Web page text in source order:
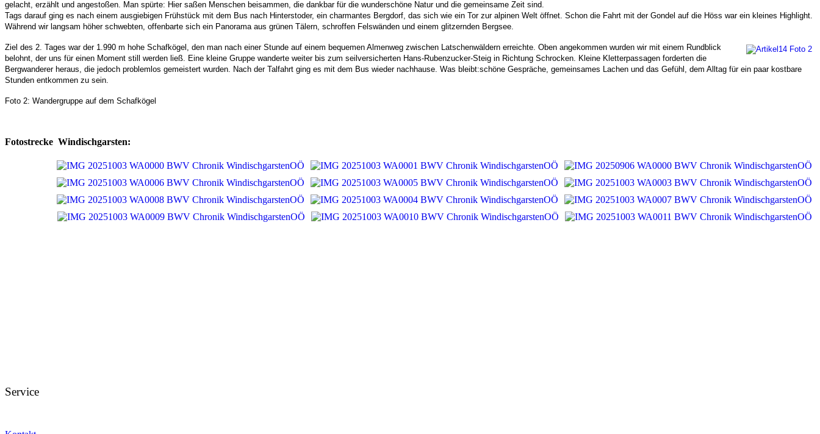
gelacht, erzählt und angestoßen. Man spürte: Hier saßen Menschen beisammen, die dankbar für die wunderschöne Natur und die gemeinsame Zeit sind.
Tags darauf ging es nach einem ausgiebigen Frühstück mit dem Bus nach Hinterstoder, ein charmantes Bergdorf, das sich wie ein Tor zur alpinen Welt öffnet. Schon die Fahrt mit der Gondel auf die Höss war ein kleines Highlight.
Während wir langsam höher schwebten, offenbarte sich ein Panorama aus grünen Tälern, schroffen Felswänden und einem glitzernden Bergsee.
Ziel des 2. Tages war der 1.990 m hohe Schafkögel, den man nach einer Stunde auf einem bequemen Almenweg zwischen Latschenwäldern erreichte. Oben angekommen wurden wir mit einem Rundblick
belohnt, der uns für einen Moment still werden ließ. Eine kleine Gruppe wanderte weiter bis zum seilversicherten Hans-Rubenzucker-Steig in Richtung Schrocken. Kleine Kletterpassagen forderten die
Bergwanderer heraus, die jedoch problemlos gemeistert wurden. Nach der Talfahrt ging es mit dem Bus wieder nachhause. Was bleibt:schöne Gespräche, gemeinsames Lachen und das Gefühl, dem Alltag für ein paar kostbare
Stunden entkommen zu sein.
Foto 2: Wandergruppe auf dem Schafkögel
Fotostrecke Windischgarsten:
Service